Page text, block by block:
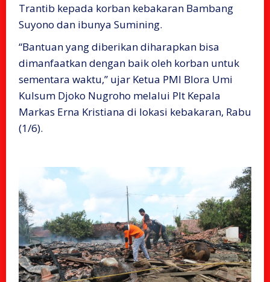
Trantib kepada korban kebakaran Bambang
Suyono dan ibunya Sumining.
“Bantuan yang diberikan diharapkan bisa
dimanfaatkan dengan baik oleh korban untuk
sementara waktu,” ujar Ketua PMI Blora Umi
Kulsum Djoko Nugroho melalui Plt Kepala
Markas Erna Kristiana di lokasi kebakaran, Rabu
(1/6).